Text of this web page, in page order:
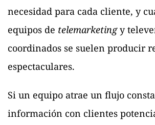
necesidad para cada cliente, y
equipos de telemarketingy
coordinados se suelen producir
espectaculares.
Si un equipo atrae un flujo
información con clientes